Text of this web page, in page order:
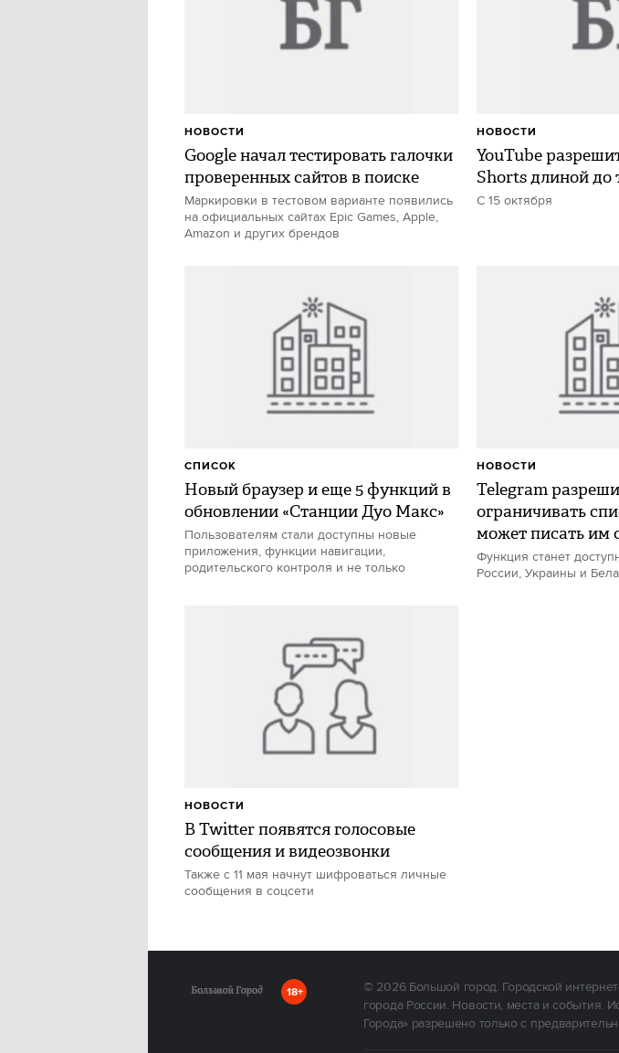
Google начал тестировать галочки
проверенных сайтов в поиске
Маркировки в тестовом варианте появились
на официальных сайтах Epic Games, Apple,
Amazon и других брендов
НОВОСТИ
YouTube
Shorts длиной до
С 15 октября
НОВОСТИ
Новый браузер и еще 5 функций в
обновлении «Станции Дуо Макс»
Пользователям стали доступны новые
приложения, функции навигации,
родительского контроля и не только
СПИСОК
Telegram
ограничивать
может писать им
Функция станет
России, Украины и
НОВОСТИ
В Twitter появятся голосовые
сообщения и видеозвонки
Также с 11 мая начнут шифроваться личные
сообщения в соцсети
НОВОСТИ
18+ © 2026Большой город. Городской
города России. Новости, места и события.
Города» разрешено только с